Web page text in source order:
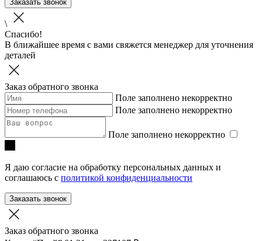
Заказать звонок
\
Спасибо!
В ближайшее время с вами свяжется менеджер для уточнения
деталей
Заказ обратного звонка
Поле заполнено некорректно
Поле заполнено некорректно
Поле заполнено некорректно
Я даю согласие на обработку персональных данных и
соглашаюсь с политикой конфиденциальности
Заказать звонок
Заказ обратного звонка